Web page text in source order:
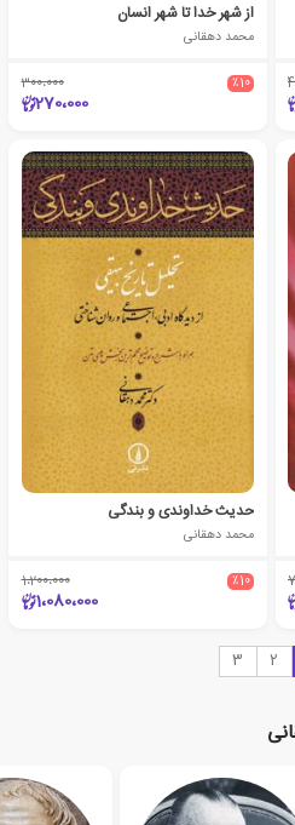
از شهر خدا تا شهر انسان
محمد دهقانی
٪10 300،000
270،000
حدیث خداوندی و بندگی
محمد دهقانی
٪10 1،200،000
1،080،000
2
3